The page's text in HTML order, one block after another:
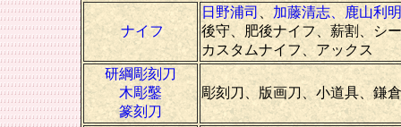
ナイフ
日野浦司 、加藤清志、鹿山
後守、肥後ナイフ、薪割、シ
カスタムナイフ、アックス
研綱彫刻刀
木彫鑿
篆刻刀
彫刻刀、版画刀、小道具、鎌